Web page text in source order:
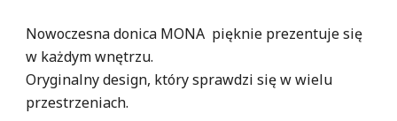
Nowoczesna donica MONA pięknie prezentuje się
w każdym wnętrzu.
Oryginalny design, który sprawdzi się w wielu
przestrzeniach.